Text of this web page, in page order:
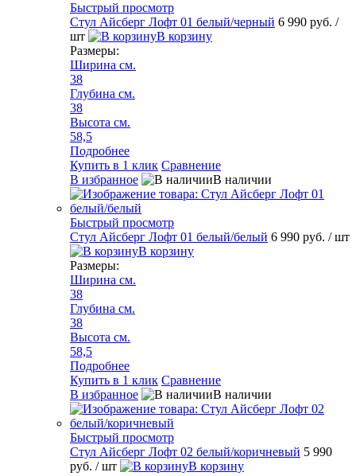
Быстрый просмотр
Стул Айсберг Лофт 01 белый/черный 6 990 руб. /
шт
В корзину
Размеры:
Ширина см.
38
Глубина см.
38
Высота см.
58,5
Подробнее
Купить в 1 клик Сравнение
В избранное
В наличии
Быстрый просмотр
Стул Айсберг Лофт 01 белый/белый 6 990 руб. / шт
В корзину
Размеры:
Ширина см.
38
Глубина см.
38
Высота см.
58,5
Подробнее
Купить в 1 клик Сравнение
В избранное
В наличии
Быстрый просмотр
Стул Айсберг Лофт 02 белый/коричневый 5 990
руб. / шт
В корзину